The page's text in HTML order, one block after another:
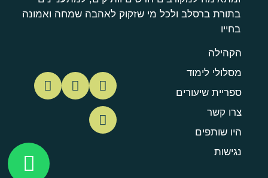
בתורת ברסלב ולכל מי שזקוק לאהבה שמחה ואמונה
בחייו
הקהילה
מסלולי לימוד
ספריית שיעורים
צרו קשר
היו שותפים
נגישות